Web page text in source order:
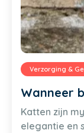
Verzorging &
Wanneer
Katten zijn
elegantie en